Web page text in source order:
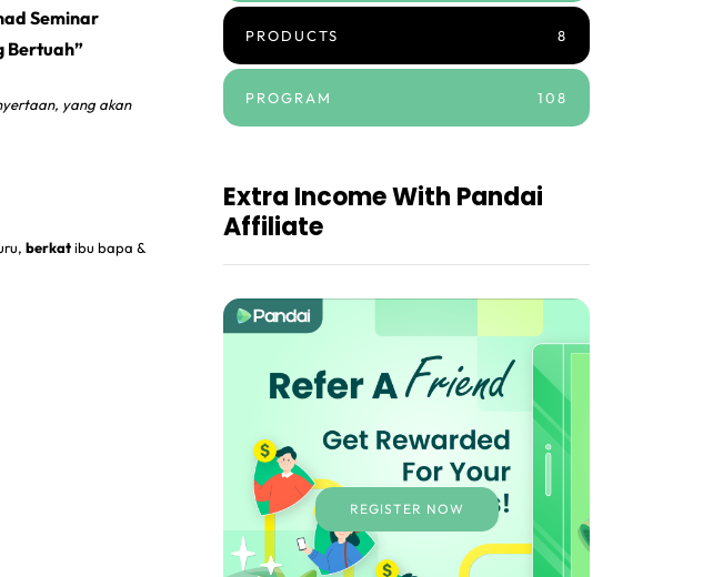
Seminar
Bertuah”
yang akan
berkatibu bapa &
PRODUCTS 8
PROGRAM 108
Extra Income With Pandai
Affiliate
REGISTER NOW